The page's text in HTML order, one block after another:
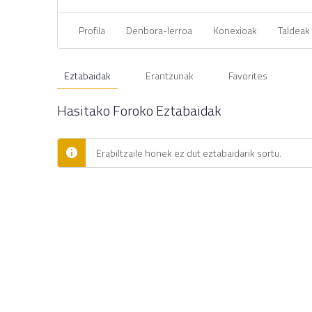
Profila Denbora-lerroa Konexioak Taldeak
Eztabaidak Erantzunak Favorites
Hasitako Foroko Eztabaidak
Erabiltzaile honek ez dut eztabaidarik sortu.